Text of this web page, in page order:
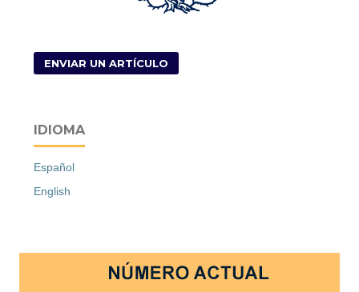
ENVIAR UN ARTÍCULO
IDIOMA
Español
English